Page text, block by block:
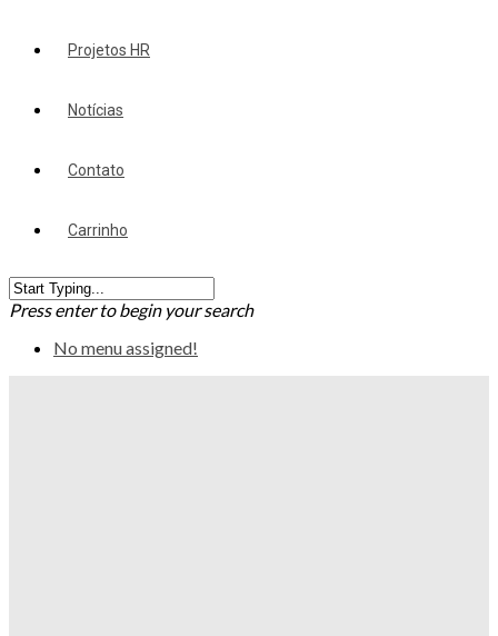
Projetos HR
Notícias
Contato
Carrinho
Press enter to begin your search
No menu assigned!